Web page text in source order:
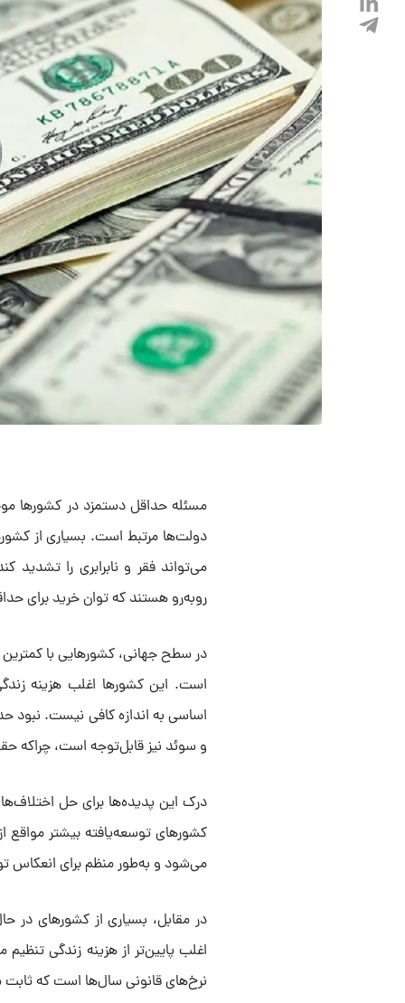
مسئله حداقل دستمزد در کشورها
دولت‌ها مرتبط است. بسیاری از
می‌تواند فقر و نابرابری را تشدید
روبه‌رو هستند که توان خرید برای
در سطح جهانی، کشورهایی با کمترین
است. این کشورها اغلب هزینه زندگی
اساسی به اندازه کافی نیست. نبود
و سوئد نیز قابل‌توجه است، چراکه
درک این پدیده‌ها برای حل
کشورهای توسعه‌یافته بیشتر
می‌شود و به‌طور منظم برای انعکاس
در مقابل، بسیاری از کشورهای در
اغلب پایین‌تر از هزینه زندگی
نرخ‌های قانونی سال‌ها است که ثابت